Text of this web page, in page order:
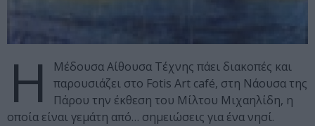
Η
Μέδουσα Αίθουσα Τέχνης πάει διακοπές και
παρουσιάζει στο Fotis Art café, στη Νάουσα της
Πάρου την έκθεση του Μίλτου Μιχαηλίδη, η
οποία είναι γεμάτη από… σημειώσεις για ένα νησί.